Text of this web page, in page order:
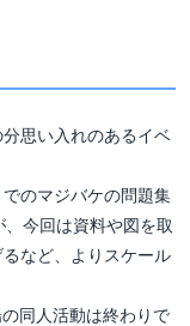
思い入れのあるイベ
のマジバケの問題集
今回は資料や図を取
など、よりスケール
同人活動は終わりで